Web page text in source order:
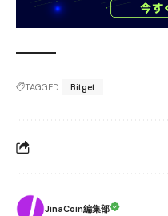
TAGGED: Bitget
JinaCoin編集部